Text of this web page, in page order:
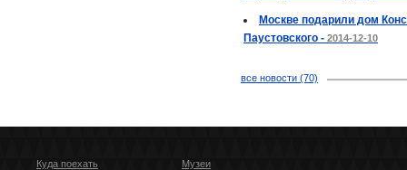
Москве подарили дом
Паустовского - 2014-12-10
все новости (70)
Куда поехать
Музеи